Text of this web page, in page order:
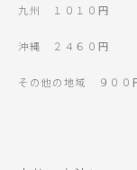
九州 １０１０円
沖縄 ２４６０円
その他の地域 ９００